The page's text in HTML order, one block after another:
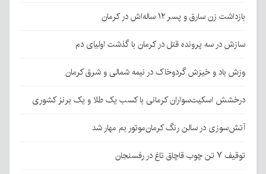
بازداشت زن سارق و پسر ۱۲ ساله‌اش در کرمان
سازش در سه پرونده قتل در کرمان با گذشت اولیای دم
وزش باد و خیزش گردوخاک در نیمه شمالی و شرق کرمان
درخشش اسکیت‌سواران کرمانی با کسب یک طلا و یک برنز کشوری
آتش‌سوزی در سالن رنگ کرمان‌موتور بم مهار شد
توقیف ۷ تن چوب قاچاق تاغ در رفسنجان